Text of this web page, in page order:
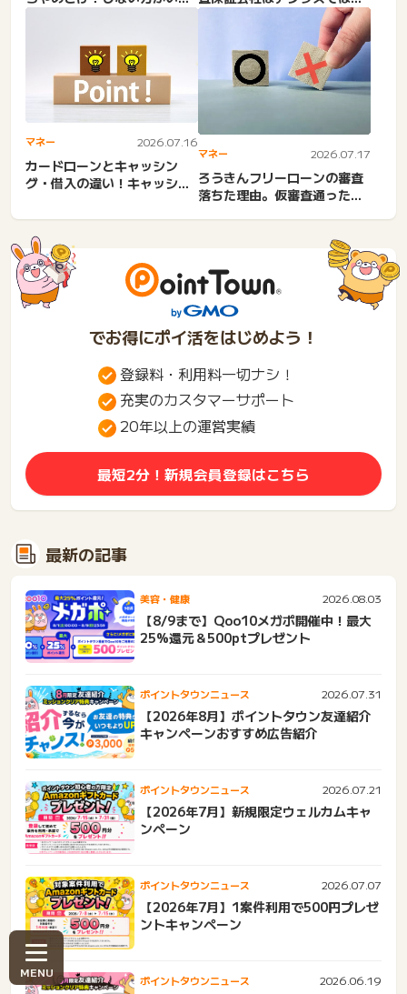
い？信用下がる？必要か？
くアコム！保証人不要。保
マネー 2026.07.16
カードローンとキャッシン
グ・借入の違い！キャッシン
は...
マネー 2026.07.17
ろうきんフリーローンの審査
落ちた理由。仮審査通った？
でお得にポイ活をはじめよう！
登録料・利用料一切ナシ！
充実のカスタマーサポート
20年以上の運営実績
最短2分！新規会員登録はこちら
最新の記事
美容・健康 2026.08.03
【8/9まで】Qoo10メガポ開催中！最大
25%還元＆500ptプレゼント
ポイントタウンニュース 2026.07.31
【2026年8月】ポイントタウン友達紹介
キャンペーンおすすめ広告紹介
ポイントタウンニュース 2026.07.21
【2026年7月】新規限定ウェルカムキャ
ンペーン
ポイントタウンニュース 2026.07.07
【2026年7月】1案件利用で500円プレゼ
ントキャンペーン
ポイントタウンニュース 2026.06.19